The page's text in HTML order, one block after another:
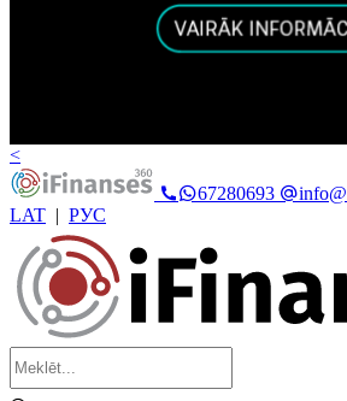
<
67280693
LAT | РУС